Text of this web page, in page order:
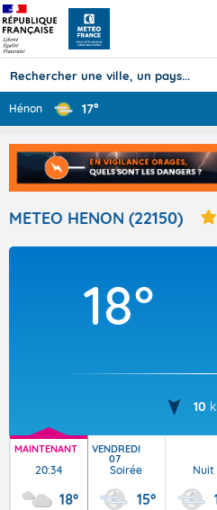
TOUS LES
Hénon 17°
METEO HENON (22150)
18°
10
MAINTENANT
20:34
18°
VENDREDI
07
Soirée
15°
Nuit